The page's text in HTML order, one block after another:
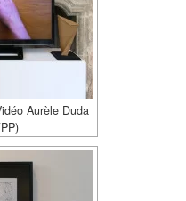
Aurèle Duda